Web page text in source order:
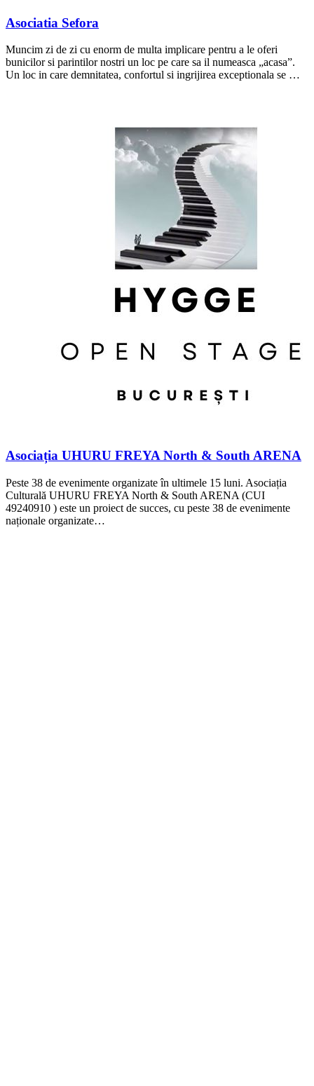
Asociatia Sefora
Muncim zi de zi cu enorm de multa implicare pentru a le oferi
bunicilor si parintilor nostri un loc pe care sa il numeasca „acasa”.
Un loc in care demnitatea, confortul si ingrijirea exceptionala se …
Asociația UHURU FREYA North & South ARENA
Peste 38 de evenimente organizate în ultimele 15 luni. Asociația
Culturală UHURU FREYA North & South ARENA (CUI
49240910 ) este un proiect de succes, cu peste 38 de evenimente
naționale organizate…